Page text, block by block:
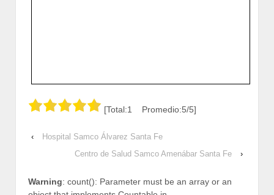
[Total:1 Promedio:5/5]
‹
Hospital Samco Álvarez Santa Fe
Centro de Salud Samco Amenábar Santa Fe
›
Warning: count(): Parameter must be an array or an